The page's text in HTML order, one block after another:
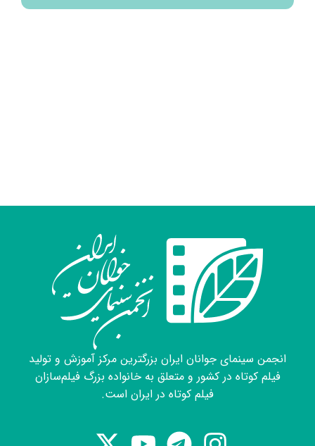
انجمن سینمای جوانان ایران بزرگترین مرکز آموزش و تولید
فیلم کوتاه در کشور و متعلق به خانواده بزرگ فیلم‌سازان
فیلم کوتاه در ایران است.